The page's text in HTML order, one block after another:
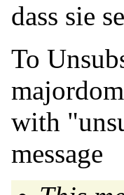
dass sie
To
with
message